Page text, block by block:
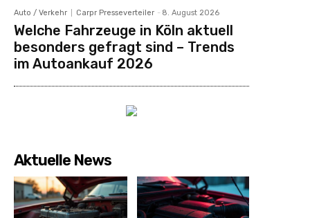
Auto / Verkehr Carpr Presseverteiler - 8. August 2026
Welche Fahrzeuge in Köln aktuell
besonders gefragt sind – Trends
im Autoankauf 2026
Aktuelle News